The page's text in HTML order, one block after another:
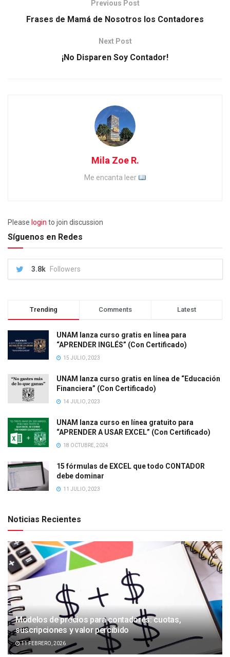
Previous Post
Frases de Mamá de Nosotros los Contadores
Next Post
¡No Disparen Soy Contador!
Mila Zoe R.
Me encanta leer
Please login to join discussion
Síguenos en Redes
3.8k Followers
Trending Comments Latest
UNAM lanza curso gratis en línea para
“APRENDER INGLÉS” (Con Certificado)
15 JULIO, 2023
UNAM lanza curso gratis en línea de “Educación
Financiera” (Con Certificado)
14 JULIO, 2023
UNAM lanza curso en línea gratuito para
“APRENDER A USAR EXCEL” (Con Certificado)
18 OCTUBRE, 2024
15 fórmulas de EXCEL que todo CONTADOR
debe dominar
11 JULIO, 2023
Noticias Recientes
Modelos de precios para contadores: cuotas,
suscripciones y valor percibido
11 FEBRERO, 2026